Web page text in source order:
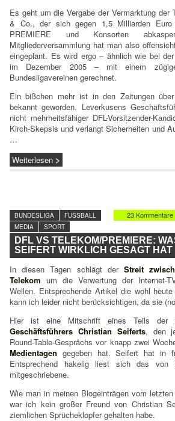
Es geht um die Vergabe der Vermarktung der
& Co., der sich gegen 1,5 Milliarden
PREMIERE und Konsorten
Mitgliederversammlung hat man also
eingeplant. Es wird ergo – ähnlich wie bei
im Dezember 2005 – mit einem
Bundesligavereinen gerechnet.
Ein bißchen mehr ist in den Zeitungen über
bekannt geworden. Leverkusens
nicht mehrheitsfähiger DFL-Vorsitzender-
Kirch-Skepsis und verlangt Sicherheiten und
…
Weiterlesen
23 Kommentare
BUNDESLIGA
FUSSBALL
MEDIA
SPORT
DFL VS TELEKOM/PREMIERE:
SEIFERT WIRKLICH GESAGT HAT
In diesen Tagen schlägt der Streit
Telekom um die Verwertung der Internet-
Wellen. Entsprechende Artikel die wohl
kann ich leider nicht berücksichtigen, da sie
Hier ist eine Mitschrift eines Teils der
Geschäftsführers Christian Seiferts, den
Round-Table-Gesprächs vor knapp zwei
Medientagen gegeben hat. Seifert hat in
Entsprechend hakelig liest sich das von
mitgeschriebene.
Wie man in meinen Blogeinträgen vom
war ich kein großer Freund von Christian
ziemlichen Sprücheklopfer gehalten habe.